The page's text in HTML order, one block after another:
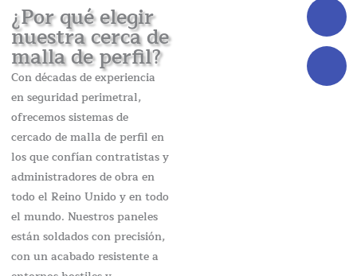
¿Por qué elegir
nuestra cerca de
malla de perfil?
Con décadas de experiencia
en seguridad perimetral,
ofrecemos sistemas de
cercado de malla de perfil en
los que confían contratistas y
administradores de obra en
todo el Reino Unido y en todo
el mundo. Nuestros paneles
están soldados con precisión,
con un acabado resistente a